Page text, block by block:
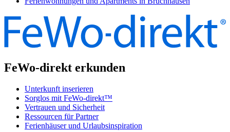
FeWo-direkt erkunden
Unterkunft inserieren
Sorglos mit FeWo-direkt™
Vertrauen und Sicherheit
Ressourcen für Partner
Ferienhäuser und Urlaubsinspiration